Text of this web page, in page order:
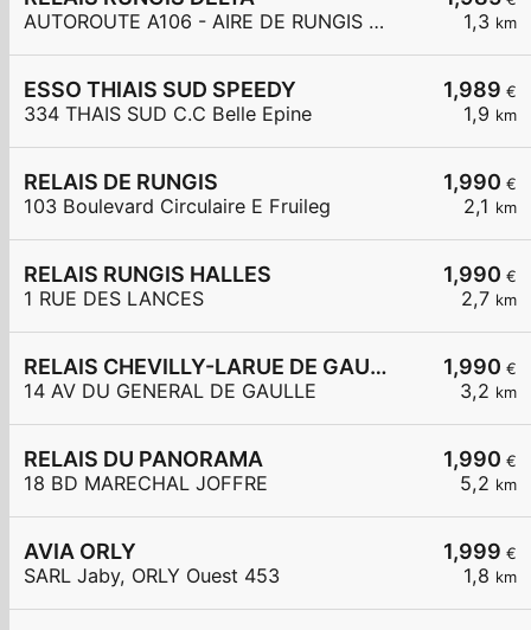
1,3 km
AUTOROUTE A106 - AIRE DE RUNGIS DELTA PONDO
1,989 €
1,9 km
ESSO THIAIS SUD SPEEDY
334 THAIS SUD C.C Belle Epine
1,990 €
2,1 km
RELAIS DE RUNGIS
103 Boulevard Circulaire E Fruileg
1,990 €
2,7 km
RELAIS RUNGIS HALLES
1 RUE DES LANCES
1,990 €
3,2 km
RELAIS CHEVILLY-LARUE DE GAULLE
14 AV DU GENERAL DE GAULLE
1,990 €
5,2 km
RELAIS DU PANORAMA
18 BD MARECHAL JOFFRE
1,999 €
1,8 km
AVIA ORLY
SARL Jaby, ORLY Ouest 453